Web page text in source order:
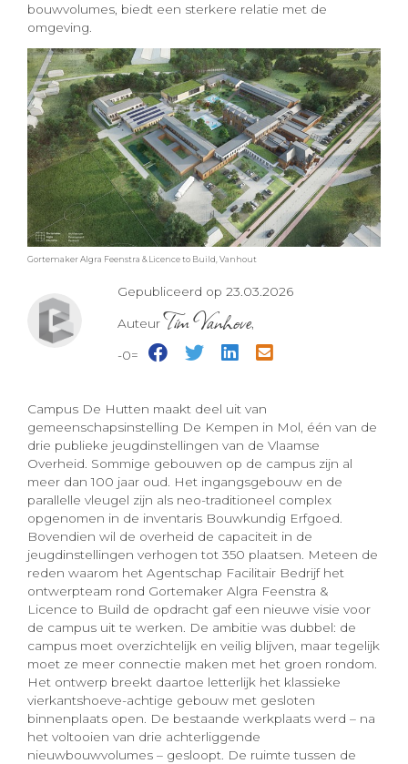
bouwvolumes, biedt een sterkere relatie met de
omgeving.
Gortemaker Algra Feenstra & Licence to Build, Vanhout
Gepubliceerd op 23.03.2026
Auteur Tim Vanhove,
-0=
Campus De Hutten maakt deel uit van
gemeenschapsinstelling De Kempen in Mol, één van de
drie publieke jeugdinstellingen van de Vlaamse
Overheid. Sommige gebouwen op de campus zijn al
meer dan 100 jaar oud. Het ingangsgebouw en de
parallelle vleugel zijn als neo-traditioneel complex
opgenomen in de inventaris Bouwkundig Erfgoed.
Bovendien wil de overheid de capaciteit in de
jeugdinstellingen verhogen tot 350 plaatsen. Meteen de
reden waarom het Agentschap Facilitair Bedrijf het
ontwerpteam rond Gortemaker Algra Feenstra &
Licence to Build de opdracht gaf een nieuwe visie voor
de campus uit te werken. De ambitie was dubbel: de
campus moet overzichtelijk en veilig blijven, maar tegelijk
moet ze meer connectie maken met het groen rondom.
Het ontwerp breekt daartoe letterlijk het klassieke
vierkantshoeve-achtige gebouw met gesloten
binnenplaats open. De bestaande werkplaats werd – na
het voltooien van drie achterliggende
nieuwbouwvolumes – gesloopt. De ruimte tussen de